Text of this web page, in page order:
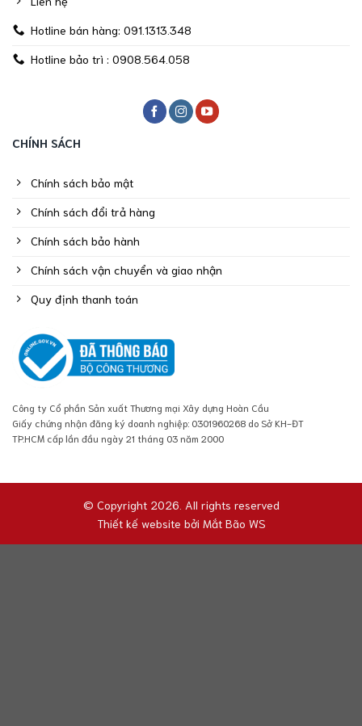
Hotline bán hàng: 091.1313.348
Hotline bảo trì : 0908.564.058
CHÍNH SÁCH
Chính sách bảo mật
Chính sách đổi trả hàng
Chính sách bảo hành
Chính sách vận chuyển và giao nhận
Quy định thanh toán
Công ty Cổ phần Sản xuất Thương mại Xây dựng Hoàn Cầu
Giấy chứng nhận đăng ký doanh nghiệp: 0301960268 do Sở KH-ĐT
TP.HCM cấp lần đầu ngày 21 tháng 03 năm 2000
© Copyright 2026. All rights reserved
Thiết kế website bởi Mắt Bão WS